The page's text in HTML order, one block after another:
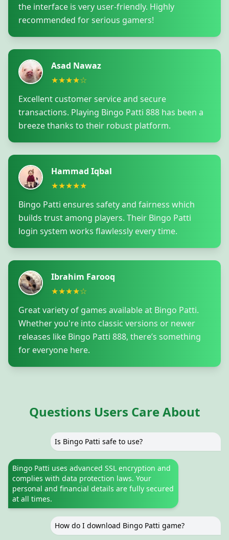
the interface is very user-friendly. Highly
recommended for serious gamers!
Asad Nawaz
★★★★☆
Excellent customer service and secure
transactions. Playing Bingo Patti 888 has been a
breeze thanks to their robust platform.
Hammad Iqbal
★★★★★
Bingo Patti ensures safety and fairness which
builds trust among players. Their Bingo Patti
login system works flawlessly every time.
Ibrahim Farooq
★★★★☆
Great variety of games available at Bingo Patti.
Whether you're into classic versions or newer
releases like Bingo Patti 888, there’s something
for everyone here.
Questions Users Care About
Is Bingo Patti safe to use?
Bingo Patti uses advanced SSL encryption and
complies with data protection laws. Your
personal and financial details are fully secured
at all times.
How do I download Bingo Patti game?